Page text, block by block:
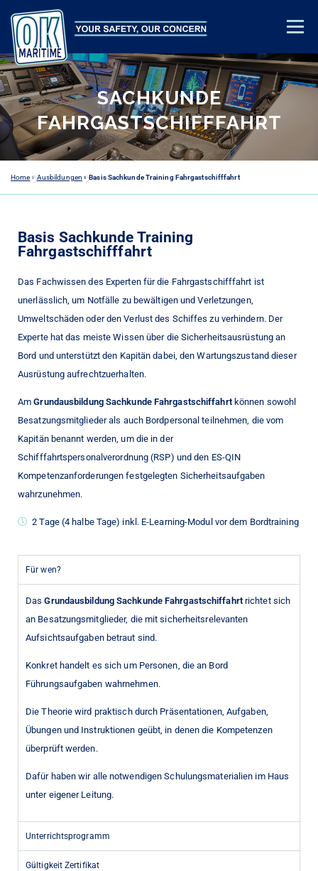
Menü
AUSBILDUNGEN SICHERHEITSBERATUNG ÜBER UNS
KONTAKT E-LEARNING
SACHKUNDE
FAHRGASTSCHIFFFAHRT
Home »Ausbildungen »Basis Sachkunde Training Fahrgastschifffahrt
Basis Sachkunde Training
Fahrgastschifffahrt
Das Fachwissen des Experten für die Fahrgastschifffahrt ist
unerlässlich, um Notfälle zu bewältigen und Verletzungen,
Umweltschäden oder den Verlust des Schiffes zu verhindern. Der
Experte hat das meiste Wissen über die Sicherheitsausrüstung an
Bord und unterstützt den Kapitän dabei, den Wartungszustand dieser
Ausrüstung aufrechtzuerhalten.
AmGrundausbildung Sachkunde Fahrgastschiffahrtkönnen sowohl
Besatzungsmitglieder als auch Bordpersonal teilnehmen, die vom
Kapitän benannt werden, um die in der
Schifffahrtspersonalverordnung (RSP) und den ES-QIN
Kompetenzanforderungen festgelegten Sicherheitsaufgaben
wahrzunehmen.
2 Tage (4 halbe Tage) inkl. E-Learning-Modul vor dem Bordtraining
Für wen?
DasGrundausbildung Sachkunde Fahrgastschiffahrtrichtet sich
an Besatzungsmitglieder, die mit sicherheitsrelevanten
Aufsichtsaufgaben betraut sind.
Konkret handelt es sich um Personen, die an Bord
Führungsaufgaben wahrnehmen.
Die Theorie wird praktisch durch Präsentationen, Aufgaben,
Übungen und Instruktionen geübt, in denen die Kompetenzen
überprüft werden.
Dafür haben wir alle notwendigen Schulungsmaterialien im Haus
unter eigener Leitung.
Unterrichtsprogramm
Gültigkeit Zertifikat